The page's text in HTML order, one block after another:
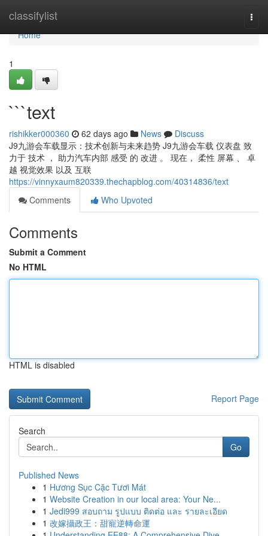
classifylist
Home
Home
1
```text
rishikker000360 62 days ago News
Discuss
J9九游会车载显示：技术创新与未来趋势 J9九游会车载 仪表盘 致
力于 技术 ， 助力汽车内部 感受 的 改进 。 现在， 柔性 屏幕 、 卓
越 视觉效果 以及 互联
https://vinnyxaum820339.thechapblog.com/40314836/text
Comments
Who Upvoted
Comments
Submit a Comment
No HTML
HTML is disabled
Report Page
Search
Go
Published News
1 Hương Sục Cặc Tươi Mát
1 Website Creation in our local area: Your Ne...
1 Jedi999 สอบถาม รูปแบบ ติดต่อ และ รายละเอียด
1 改嫁攝政王：甜寵逆轉命運